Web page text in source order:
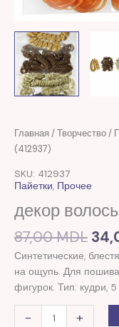
Главная /Творчество/
(412937)
SKU: 412937
Пайетки, Прочее
декор
87,00MDL
Синтетические,
на ощупь. Для пошива
фигурок. Тип: кудри, 5
-
Количество
товара
волосы
шт
(412937)
+